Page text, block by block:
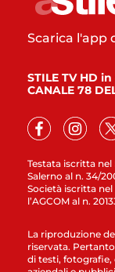
Testata iscritta
Salerno al n. 34/
Società iscritta
l’AGCOM al n.
Scarica l'app
STILE TV HD
CANALE 78
La riproduzione
riservata.
di testi,